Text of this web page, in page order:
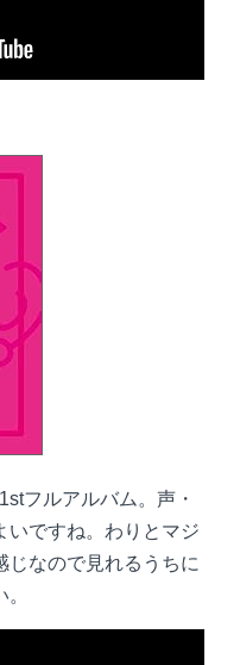
フルアルバム。声・
いですね。わりとマジ
じなので見れるうちに